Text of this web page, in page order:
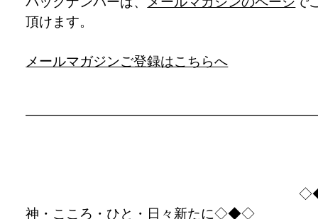
頂けます。
メールマガジンご登録はこちらへ
神・こころ・ひと・日々新たに◇◆◇